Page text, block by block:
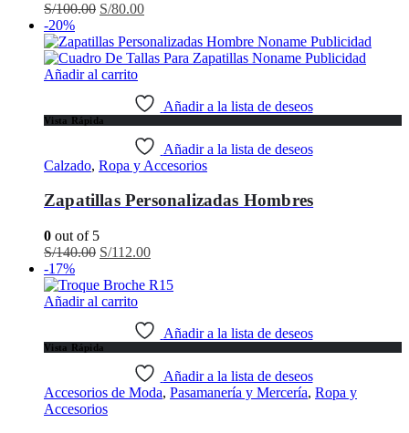
S/100.00 El
original
era:
S/100.00.
S/80.00El
actual
es:
-20%
Añadir al carrito
Añadir a la lista de deseos
Vista Rápida
Añadir a la lista de deseos
Calzado, Ropa y Accesorios
Zapatillas Personalizadas Hombres
0 out of 5
S/140.00 El
original
era:
S/112.00El
actual
-17%
Añadir al carrito
Añadir a la lista de deseos
Vista Rápida
Añadir a la lista de deseos
Accesorios de Moda, Pasamanería y Mercería, Ropa y
Accesorios